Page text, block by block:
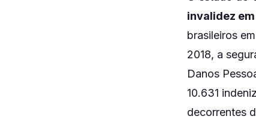
invalidez
brasileiros
2018, a
Danos
10.631
decorrentes